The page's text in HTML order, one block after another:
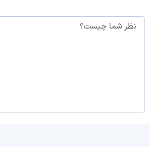
نظر شما چیست؟